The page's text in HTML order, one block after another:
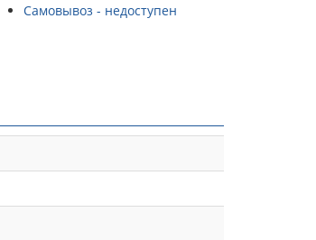
Самовывоз - недоступен